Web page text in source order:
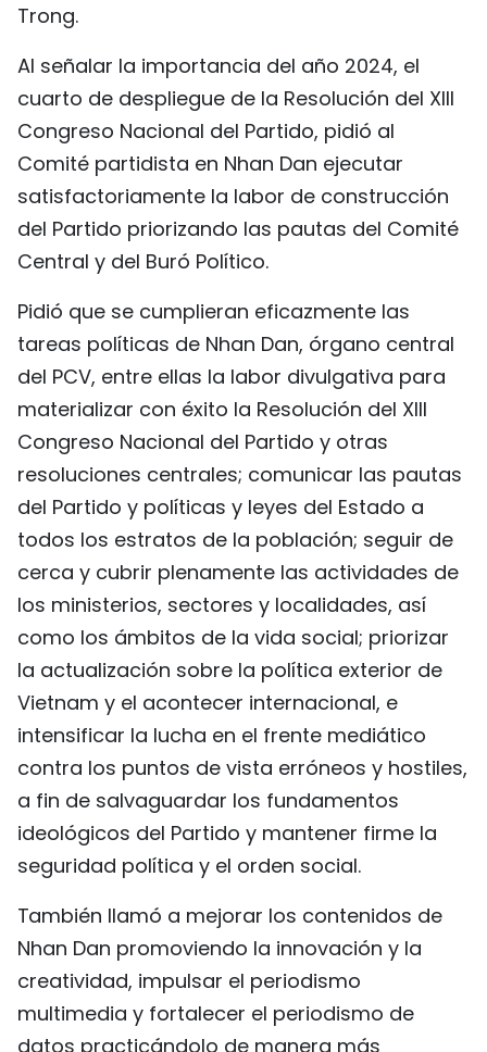
Trong.
Al señalar la importancia del año 2024, el
cuarto de despliegue de la Resolución del XIII
Congreso Nacional del Partido, pidió al
Comité partidista en Nhan Dan ejecutar
satisfactoriamente la labor de construcción
del Partido priorizando las pautas del Comité
Central y del Buró Político.
Pidió que se cumplieran eficazmente las
tareas políticas de Nhan Dan, órgano central
del PCV, entre ellas la labor divulgativa para
materializar con éxito la Resolución del XIII
Congreso Nacional del Partido y otras
resoluciones centrales; comunicar las pautas
del Partido y políticas y leyes del Estado a
todos los estratos de la población; seguir de
cerca y cubrir plenamente las actividades de
los ministerios, sectores y localidades, así
como los ámbitos de la vida social; priorizar
la actualización sobre la política exterior de
Vietnam y el acontecer internacional, e
intensificar la lucha en el frente mediático
contra los puntos de vista erróneos y hostiles,
a fin de salvaguardar los fundamentos
ideológicos del Partido y mantener firme la
seguridad política y el orden social.
También llamó a mejorar los contenidos de
Nhan Dan promoviendo la innovación y la
creatividad, impulsar el periodismo
multimedia y fortalecer el periodismo de
datos practicándolo de manera más